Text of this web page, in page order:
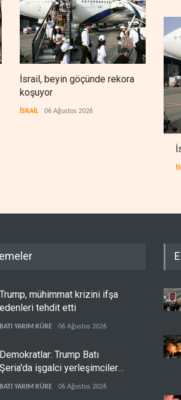
İsrail, beyin göçünde rekora
koşuyor
İSRAİL 06 Ağustos 2026
Trump, mühimmat krizini ifşa
edenleri tehdit etti
BATI YARIM KÜRE 06 Ağustos 2026
Demokratlar: Trump Batı
Şeria'da işgalci yerleşimcilere
cezasızlık sağladı
BATI YARIM KÜRE 06 Ağustos 2026